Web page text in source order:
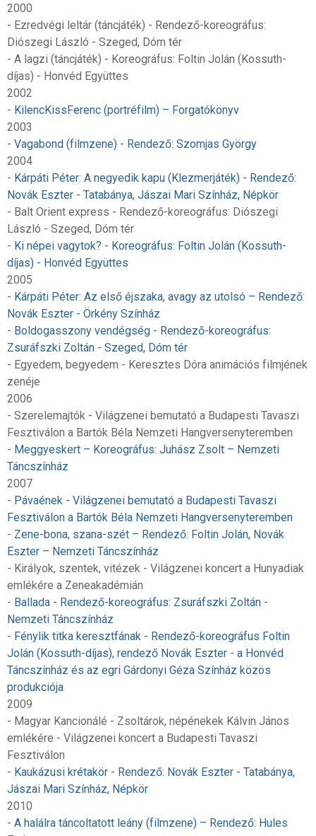
2000
- Ezredvégi leltár (táncjáték) - Rendező-koreográfus:
Diószegi László - Szeged, Dóm tér
- A lagzi (táncjáték) - Koreográfus: Foltin Jolán (Kossuth-
díjas) - Honvéd Együttes
2002
- KilencKissFerenc (portréfilm) – Forgatókönyv
2003
- Vagabond (filmzene) - Rendező: Szomjas György
2004
- Kárpáti Péter: A negyedik kapu (Klezmerjáték) - Rendező:
Novák Eszter - Tatabánya, Jászai Mari Színház, Népkör
- Balt Orient express - Rendező-koreográfus: Diószegi
László - Szeged, Dóm tér
- Ki népei vagytok? - Koreográfus: Foltin Jolán (Kossuth-
díjas) - Honvéd Együttes
2005
- Kárpáti Péter: Az első éjszaka, avagy az utolsó – Rendező:
Novák Eszter - Örkény Színház
- Boldogasszony vendégség - Rendező-koreográfus:
Zsuráfszki Zoltán - Szeged, Dóm tér
- Egyedem, begyedem - Keresztes Dóra animációs filmjének
zenéje
2006
- Szerelemajtók - Világzenei bemutató a Budapesti Tavaszi
Fesztiválon a Bartók Béla Nemzeti Hangversenyteremben
- Meggyeskert – Koreográfus: Juhász Zsolt – Nemzeti
Táncszínház
2007
- Pávaének - Világzenei bemutató a Budapesti Tavaszi
Fesztiválon a Bartók Béla Nemzeti Hangversenyteremben
- Zene-bona, szana-szét – Rendező: Foltin Jolán, Novák
Eszter – Nemzeti Táncszínház
- Királyok, szentek, vitézek - Világzenei koncert a Hunyadiak
emlékére a Zeneakadémián
- Ballada - Rendező-koreográfus: Zsuráfszki Zoltán -
Nemzeti Táncszínház
- Fénylik titka keresztfának - Rendező-koreográfus Foltin
Jolán (Kossuth-díjas), rendező Novák Eszter - a Honvéd
Táncszínház és az egri Gárdonyi Géza Színház közös
produkciója
2009
- Magyar Kancionálé - Zsoltárok, népénekek Kálvin János
emlékére - Világzenei koncert a Budapesti Tavaszi
Fesztiválon
- Kaukázusi krétakör - Rendező: Novák Eszter - Tatabánya,
Jászai Mari Színház, Népkör
2010
- A halálra táncoltatott leány (filmzene) – Rendező: Hules